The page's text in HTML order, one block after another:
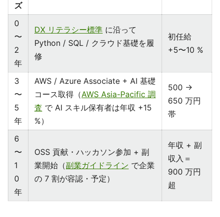
ズ
0
〜
2
年
DX リテラシー標準 に沿って
Python / SQL / クラウド基礎を履
修
初任給
+5〜10 %
3
〜
5
年
AWS / Azure Associate + AI 基礎
コース取得（AWS Asia-Pacific 調
査 で AI スキル保有者は年収 +15
%）
500 →
650 万円
帯
6
〜
1
0
年
OSS 貢献・ハッカソン参加 + 副
業開始（副業ガイドライン で企業
の 7 割が容認・予定）
年収 + 副
収入＝
900 万円
超